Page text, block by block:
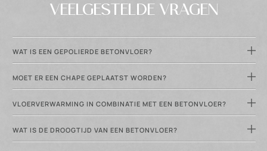
VEELGESTELDE VRAGEN
WAT IS EEN GEPOLIERDE BETONVLOER?
MOET ER EEN CHAPE GEPLAATST WORDEN?
VLOERVERWARMING IN COMBINATIE MET EEN BETONVLOER?
WAT IS DE DROOGTIJD VAN EEN BETONVLOER?